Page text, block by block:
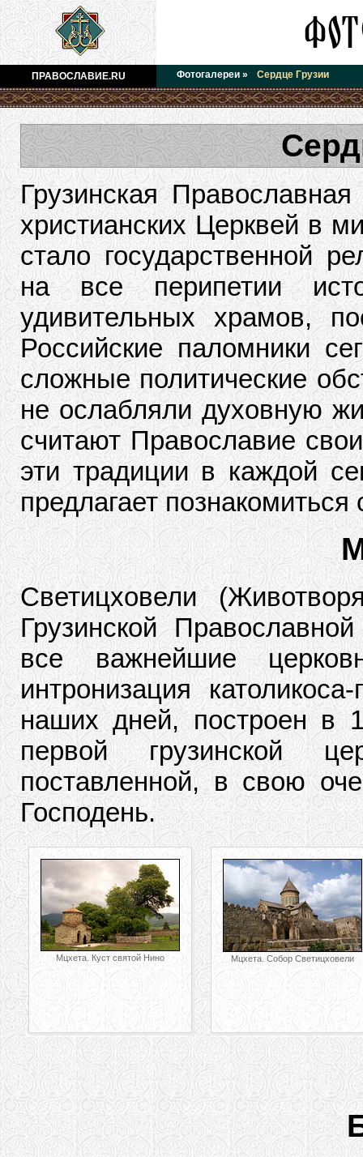
ПРАВОСЛАВИЕ.RU Фотогалереи » Сердце Грузии
Грузинская
христианских Церквей в
стало государственной
на все перипетии
удивительных храмов,
Российские паломники
сложные политические
не ослабляли духовную
считают Православие
эти традиции в каждой
предлагает
Светицховели
Грузинской
все важнейшие
интронизация
наших дней, построен в
первой грузинской
поставленной, в свою
Господень.
Мцхета. Куст святой Нино Мцхета. Собор Светицховели